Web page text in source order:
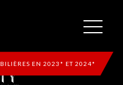
EN 2023* ET 2024*